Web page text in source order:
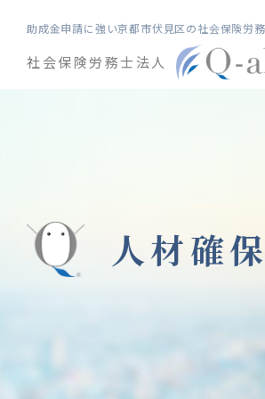
助成金申請に強い京都市伏見区の社会保険労
社会保険労務士法人
人材確